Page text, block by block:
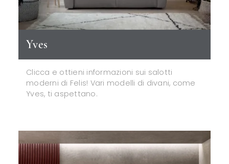
Yves
Clicca e ottieni informazioni sui salotti
moderni di Felis! Vari modelli di divani, come
Yves, ti aspettano.